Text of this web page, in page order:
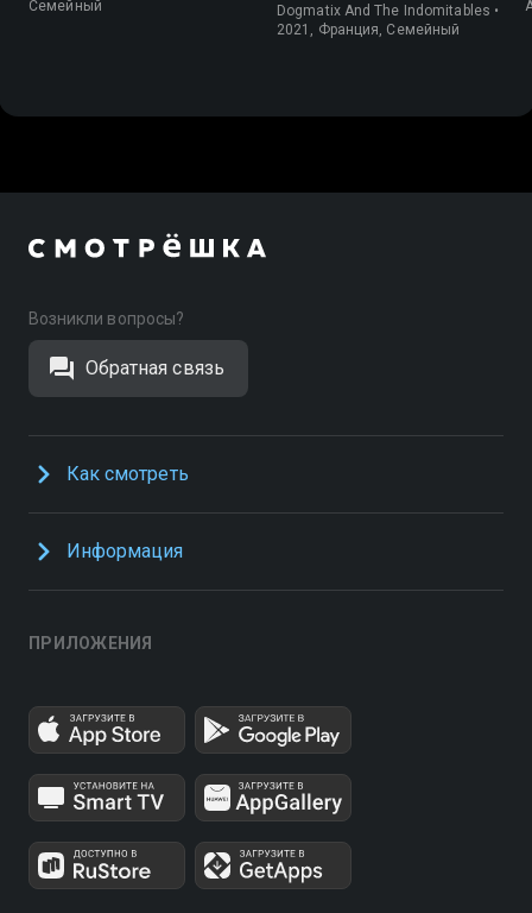
Cемейный
Dogmatix And The Indomitables •
2021, Франция, Cемейный
Возникли вопросы?
Обратная связь
Как смотреть
Информация
ПРИЛОЖЕНИЯ